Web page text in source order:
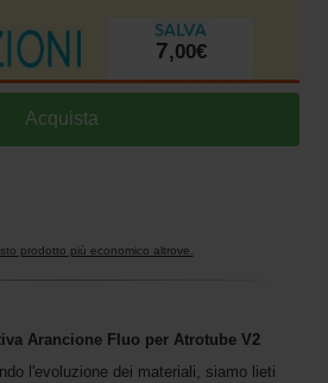
7,00€
prodotto più economico altrove.
Arancione Fluo per Atrotube V2
l'evoluzione dei materiali, siamo lieti